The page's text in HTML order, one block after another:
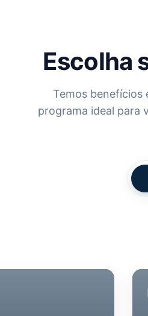
Escolha
Temos benefícios
programa ideal para